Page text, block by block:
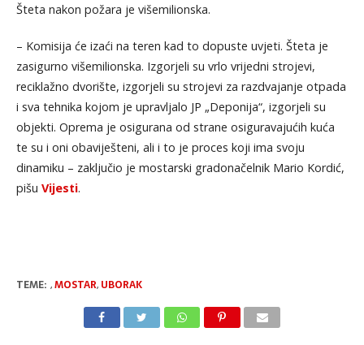
Šteta nakon požara je višemilionska.
– Komisija će izaći na teren kad to dopuste uvjeti. Šteta je
zasigurno višemilionska. Izgorjeli su vrlo vrijedni strojevi,
reciklažno dvorište, izgorjeli su strojevi za razdvajanje otpada
i sva tehnika kojom je upravljalo JP „Deponija“, izgorjeli su
objekti. Oprema je osigurana od strane osiguravajućih kuća
te su i oni obaviješteni, ali i to je proces koji ima svoju
dinamiku – zaključio je mostarski gradonačelnik Mario Kordić,
pišu Vijesti.
TEME: ,MOSTAR, UBORAK